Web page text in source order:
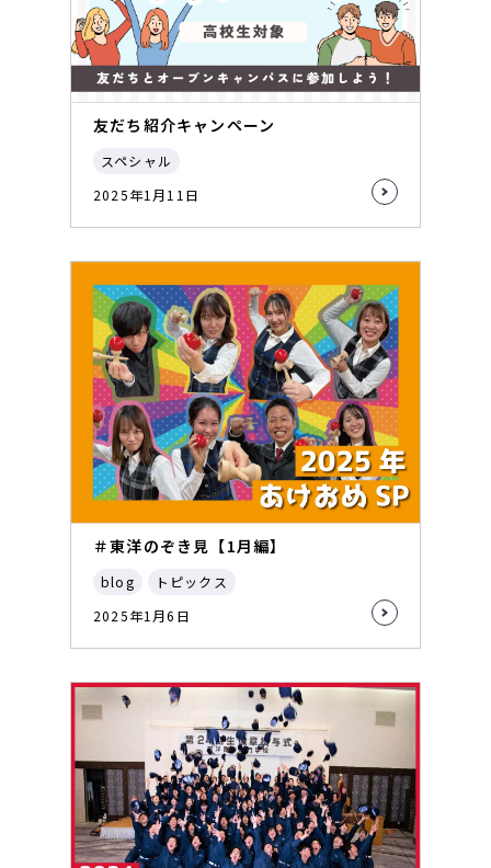
友だち紹介キャンペーン
スペシャル
2025年1月11日
＃東洋のぞき見【1月編】
blog
トピックス
2025年1月6日